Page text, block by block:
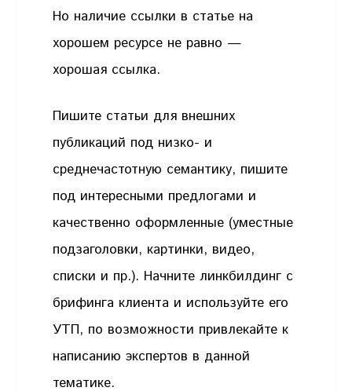
Но наличие ссылки в статье на
хорошем ресурсе не равно —
хорошая ссылка.
Пишите статьи для внешних
публикаций под низко- и
среднечастотную семантику, пишите
под интересными предлогами и
качественно оформленные (уместные
подзаголовки, картинки, видео,
списки и пр.). Начните линкбилдинг с
брифинга клиента и используйте его
УТП, по возможности привлекайте к
написанию экспертов в данной
тематике.